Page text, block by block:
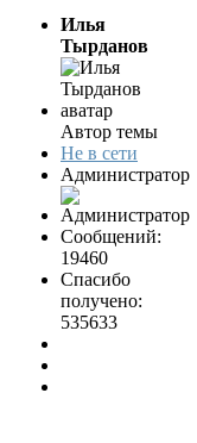
Илья
Тырданов
Автор темы
Не в сети
Администратор
Сообщений:
19460
Спасибо
получено:
535633